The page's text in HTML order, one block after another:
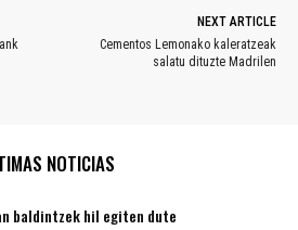
NEXT ARTICLE
Cementos Lemonako kaleratzeak
salatu dituzte Madrilen
NOTICIAS
baldintzek hil egiten dute